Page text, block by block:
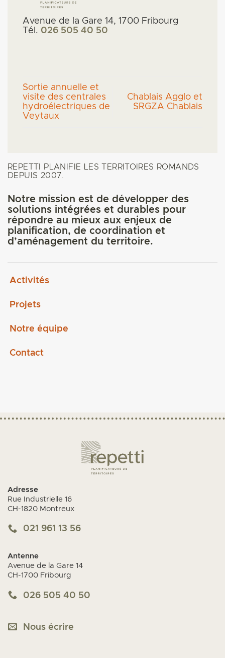
Avenue de la Gare 14, 1700 Fribourg
Tél. 026 505 40 50
Sortie annuelle et
visite des centrales
hydroélectriques de
Veytaux
Chablais Agglo et
SRGZA Chablais
REPETTI PLANIFIE LES TERRITOIRES ROMANDS
DEPUIS 2007.
Notre mission est de développer des
solutions intégrées et durables pour
répondre au mieux aux enjeux de
planification, de coordination et
d’aménagement du territoire.
Activités
Projets
Notre équipe
Contact
Adresse
Rue Industrielle 16
CH-1820 Montreux
021 961 13 56
Antenne
Avenue de la Gare 14
CH-1700 Fribourg
026 505 40 50
Nous écrire